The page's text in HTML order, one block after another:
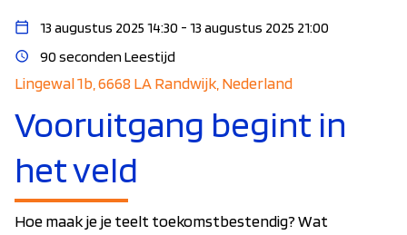
13 augustus 2025 14:30 - 13 augustus 2025 21:00
90 seconden Leestijd
Lingewal 1b, 6668 LA Randwijk, Nederland
Vooruitgang begint in
het veld
Hoe maak je je teelt toekomstbestendig? Wat